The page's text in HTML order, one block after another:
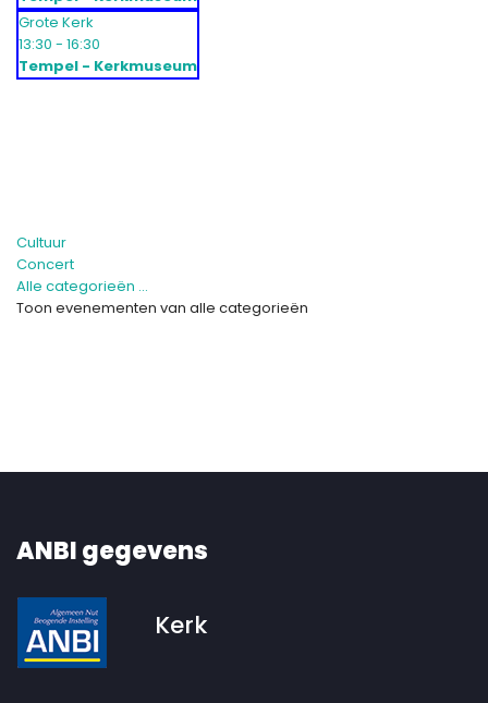
Grote Kerk
13:30 - 16:30
Tempel - Kerkmuseum
Cultuur
Concert
Alle categorieën ...
Toon evenementen van alle categorieën
ANBI gegevens
Kerk